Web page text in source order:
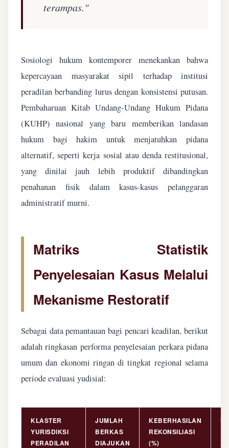
terampas."
Sosiologi hukum kontemporer menekankan bahwa
kepercayaan masyarakat sipil terhadap institusi
peradilan berbanding lurus dengan konsistensi putusan.
Pembaharuan Kitab Undang-Undang Hukum Pidana
(KUHP) nasional yang baru memberikan landasan
hukum bagi hakim untuk menjatuhkan pidana
alternatif, seperti kerja sosial atau denda restitusional,
yang dinilai jauh lebih produktif dibandingkan
penahanan fisik dalam kasus-kasus pelanggaran
administratif murni.
Matriks Statistik
Penyelesaian Kasus Melalui
Mekanisme Restoratif
Sebagai data pemantauan bagi pencari keadilan, berikut
adalah ringkasan performa penyelesaian perkara pidana
umum dan ekonomi ringan di tingkat regional selama
periode evaluasi yudisial:
KLASTER
YURISDIKSI
PERADILAN
JUMLAH
BERKAS
DIAJUKAN
KEBERHASILAN
REKONSILIASI
(%)